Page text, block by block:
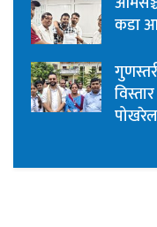
कडा
पोखरेल